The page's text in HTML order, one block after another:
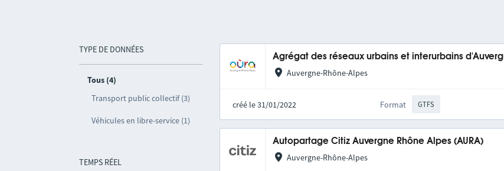
TYPE DE DONNÉES
Tous (4)
Transport public collectif (3)
Véhicules en libre-service (1)
TEMPS RÉEL
Agrégat des réseaux urbains et interurbains
Auvergne-Rhône-Alpes
créé le 31/01/2022 Format GTFS
Autopartage Citiz Auvergne Rhône Alpes (AURA)
Auvergne-Rhône-Alpes